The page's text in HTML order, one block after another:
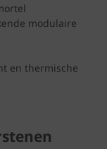
modulaire
en thermische